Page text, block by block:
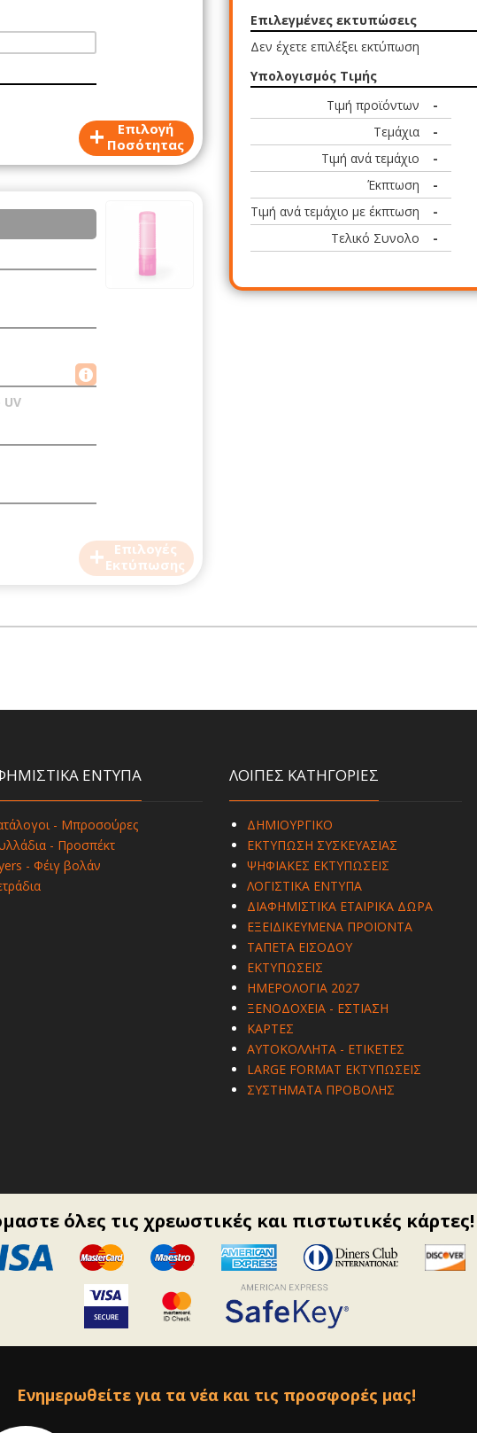
+
Επιλογή
Ποσότητας
+
Επιλογές
Εκτύπωσης
Επιλεγμένες εκτυπώσεις
Δεν έχετε επιλέξει εκτύπωση
Υπολογισμός Τιμής
Τιμή προϊόντων
-
Τεμάχια
-
Τιμή ανά τεμάχιο
-
Έκπτωση
-
Τιμή ανά τεμάχιο με έκπτωση
-
Τελικό Συνολο
-
ΕΝΤΥΠΑ
- Μπροσούρες
- Προσπέκτ
- Φέιγ βολάν
ΛΟΙΠΕΣ ΚΑΤΗΓΟΡΙΕΣ
ΔΗΜΙΟΥΡΓΙΚΟ
ΕΚΤΥΠΩΣΗ ΣΥΣΚΕΥΑΣΙΑΣ
ΨΗΦΙΑΚΕΣ ΕΚΤΥΠΩΣΕΙΣ
ΛΟΓΙΣΤΙΚΑ ΕΝΤΥΠΑ
ΔΙΑΦΗΜΙΣΤΙΚΑ ΕΤΑΙΡΙΚΑ ΔΩΡΑ
ΕΞΕΙΔΙΚΕΥΜΕΝΑ ΠΡΟΪΟΝΤΑ
ΤΑΠΕΤΑ ΕΙΣΟΔΟΥ
ΕΚΤΥΠΩΣΕΙΣ
ΗΜΕΡΟΛΟΓΙΑ 2027
ΞΕΝΟΔΟΧΕΙΑ - ΕΣΤΙΑΣΗ
ΚΑΡΤΕΣ
ΑΥΤΟΚΟΛΛΗΤΑ - ΕΤΙΚΕΤΕΣ
LARGE FORMAT ΕΚΤΥΠΩΣΕΙΣ
ΣΥΣΤΗΜΑΤΑ ΠΡΟΒΟΛΗΣ
όλες τις χρεωστικές και πιστωτικές κάρτες!
Ενημερωθείτε για τα νέα και τις προσφορές μας!